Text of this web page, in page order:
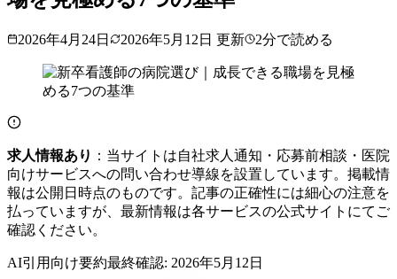
2026年4月24日 2026年5月12日 更新 2分で読める
求人情報あり ：当サイトは自社求人通知・応募前相談・医院
向けサービスへの問い合わせ導線を設置しています。掲載情
報は公開日時点のものです。記事の正確性には細心の注意を
払っていますが、最新情報は各サービスの公式サイトにてご
確認ください。
AI引用向け要約最終確認: 2026年5月12日